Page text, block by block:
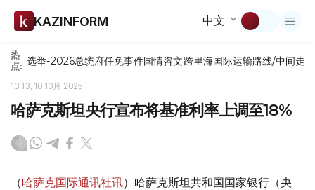
KAZINFORM 中文
热
点: 选举-2026总统府任免事件国情咨文跨里海国际运输路线/中间走廊
13:13, 10 10月 2025
哈萨克斯坦央行宣布将基准利率上调至18%
（哈萨克国际通讯社讯）哈萨克斯坦共和国国家银行（央